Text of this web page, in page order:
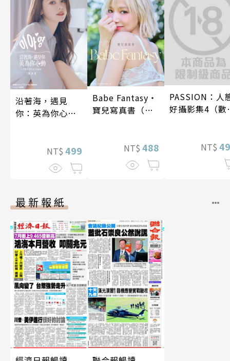
沿著海，遇見
你：英為你心動
NT$ 499
Babe Fantasy‧
寶兒寫真書（加
NT$ 488
PASSION：人
好攝影集4（數
NT$
最新報紙